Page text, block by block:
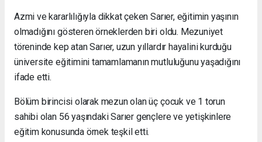
Azmi ve kararlılığıyla dikkat çeken Sarıer, eğitimin yaşının
olmadığını gösteren örneklerden biri oldu. Mezuniyet
töreninde kep atan Sarıer, uzun yıllardır hayalini kurduğu
üniversite eğitimini tamamlamanın mutluluğunu yaşadığını
ifade etti.
Bölüm birincisi olarak mezun olan üç çocuk ve 1 torun
sahibi olan 56 yaşındaki Sarıer gençlere ve yetişkinlere
eğitim konusunda örnek teşkil etti.